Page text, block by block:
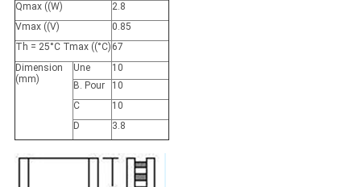
Qmax ((W)
2.8
Vmax ((V)
0.85
Th = 25°C Tmax ((°C) 67
Dimension
(mm)
Une
10
B. Pour
10
C
10
D
3.8